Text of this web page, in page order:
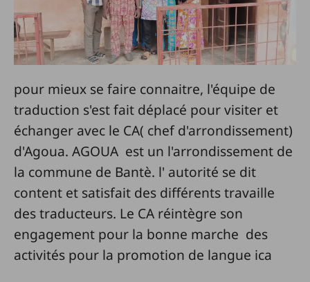
pour mieux se faire connaitre, l'équipe de
traduction s'est fait déplacé pour visiter et
échanger avec le CA( chef d'arrondissement)
d'Agoua. AGOUA est un l'arrondissement de
la commune de Bantè. l' autorité se dit
content et satisfait des différents travaille
des traducteurs. Le CA réintègre son
engagement pour la bonne marche des
activités pour la promotion de langue ica